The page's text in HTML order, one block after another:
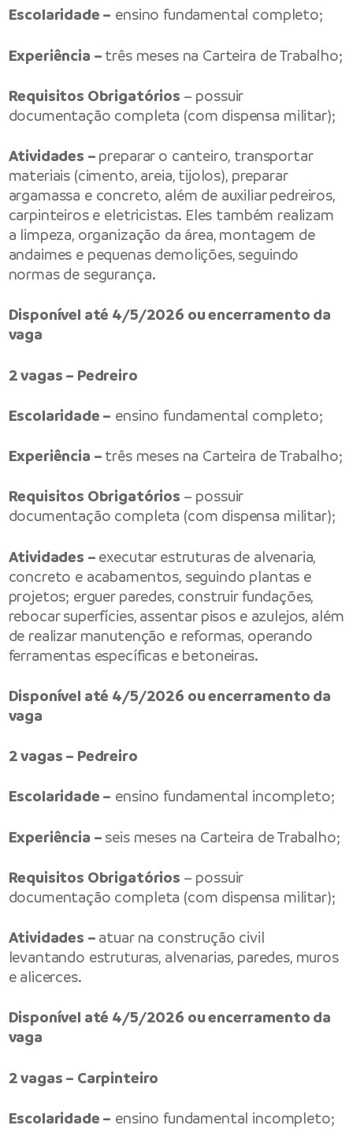
Escolaridade – ensino fundamental completo;
Experiência – três meses na Carteira de Trabalho;
Requisitos Obrigatórios – possuir
documentação completa (com dispensa militar);
Atividades – preparar o canteiro, transportar
materiais (cimento, areia, tijolos), preparar
argamassa e concreto, além de auxiliar pedreiros,
carpinteiros e eletricistas. Eles também realizam
a limpeza, organização da área, montagem de
andaimes e pequenas demolições, seguindo
normas de segurança.
Disponível até 4/5/2026 ou encerramento da
vaga
2 vagas – Pedreiro
Escolaridade – ensino fundamental completo;
Experiência – três meses na Carteira de Trabalho;
Requisitos Obrigatórios – possuir
documentação completa (com dispensa militar);
Atividades – executar estruturas de alvenaria,
concreto e acabamentos, seguindo plantas e
projetos; erguer paredes, construir fundações,
rebocar superfícies, assentar pisos e azulejos, além
de realizar manutenção e reformas, operando
ferramentas específicas e betoneiras.
Disponível até 4/5/2026 ou encerramento da
vaga
2 vagas – Pedreiro
Escolaridade – ensino fundamental incompleto;
Experiência – seis meses na Carteira de Trabalho;
Requisitos Obrigatórios – possuir
documentação completa (com dispensa militar);
Atividades – atuar na construção civil
levantando estruturas, alvenarias, paredes, muros
e alicerces.
Disponível até 4/5/2026 ou encerramento da
vaga
2 vagas – Carpinteiro
Escolaridade – ensino fundamental incompleto;